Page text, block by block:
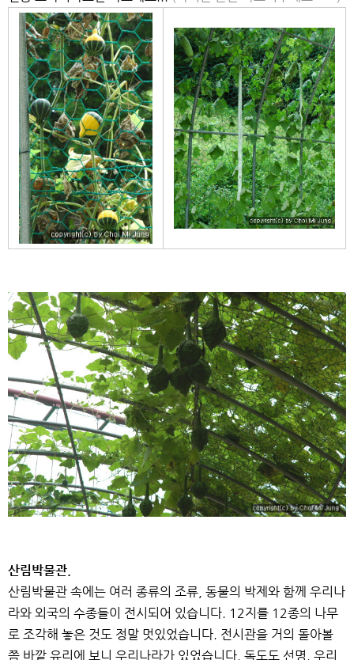
산림박물관.
산림박물관 속에는 여러 종류의 조류, 동물의 박제와 함께 우리나
라와 외국의 수종들이 전시되어 있습니다. 12지를 12종의 나무
로 조각해 놓은 것도 정말 멋있었습니다. 전시관을 거의 돌아볼
쯤 바깥 유리에 보니 우리나라가 있었습니다. 독도도 선명. 우리